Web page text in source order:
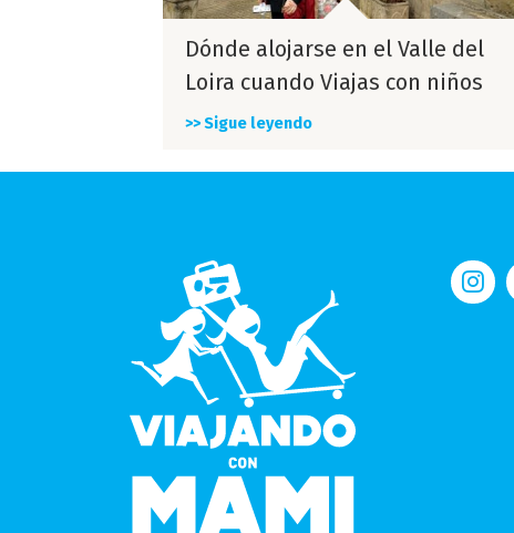
Dónde alojarse en el Valle del
Loira cuando Viajas con niños
>> Sigue leyendo